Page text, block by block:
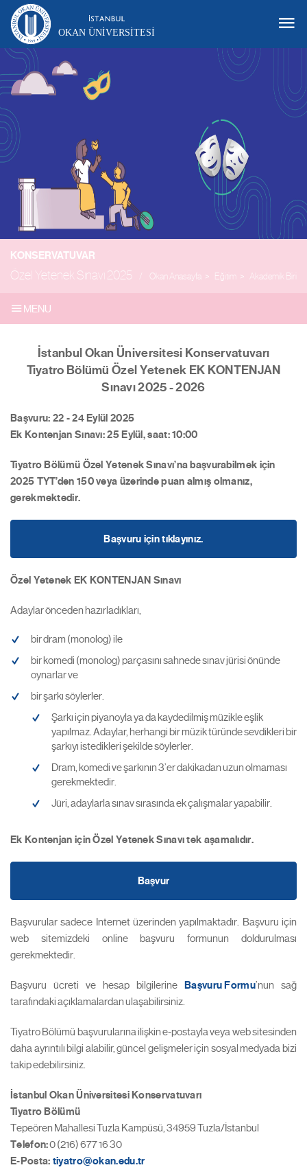
OKAN ÜNIVERSITESI
KONSERVATUVAR
Özel Yetenek Sınavı 2025 Okan Anasayfa Eğitim Akademik
MENU
İstanbul Okan Üniversitesi Konservatuvarı
Tiyatro Bölümü Özel Yetenek EK KONTENJAN
Sınavı 2025 - 2026
Başvuru: 22 - 24 Eylül 2025
Ek Kontenjan Sınavı:25 Eylül, saat: 10:00
Tiyatro Bölümü Özel Yetenek Sınavı’na başvurabilmek için
2025 TYT’den 150 veya üzerinde puan almış olmanız,
gerekmektedir.
Başvuru için tıklayınız.
Özel Yetenek EK KONTENJAN Sınavı
Adaylar önceden hazırladıkları,
bir dram (monolog) ile
bir komedi (monolog) parçasını sahnede sınav jürisi önünde
oynarlar ve
bir şarkı söylerler.
Şarkı için piyanoyla ya da kaydedilmiş müzikle eşlik
yapılmaz. Adaylar, herhangi bir müzik türünde sevdikleri bir
şarkıyı istedikleri şekilde söylerler.
Dram, komedi ve şarkının 3’er dakikadan uzun olmaması
gerekmektedir.
Jüri, adaylarla sınav sırasında ek çalışmalar yapabilir.
Ek Kontenjan için Özel Yetenek Sınavı tek aşamalıdır.
Başvur
Başvurular sadece Internet üzerinden yapılmaktadır. Başvuru için
web sitemizdeki online başvuru formunun doldurulması
gerekmektedir.
Başvuru ücreti ve hesap bilgilerine Başvuru Formu’nun sağ
tarafındaki açıklamalardan ulaşabilirsiniz.
Tiyatro Bölümü başvurularına ilişkin e-postayla veya web sitesinden
daha ayrıntılı bilgi alabilir, güncel gelişmeler için sosyal medyada bizi
takip edebilirsiniz.
İstanbul Okan Üniversitesi Konservatuvarı
Tiyatro Bölümü
Tepeören Mahallesi Tuzla Kampüsü, 34959 Tuzla/İstanbul
Telefon:0 (216) 677 16 30
E-Posta: tiyatro@okan.edu.tr